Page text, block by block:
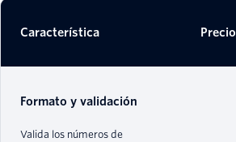
Característica Precio
Formato y validación
Valida los números de